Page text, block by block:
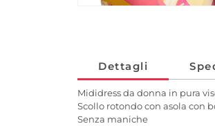
Dettagli
Mididress da donna in pura
Scollo rotondo con asola con
Senza maniche